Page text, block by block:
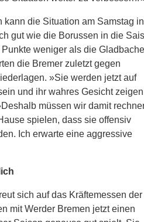
kann die Situation am Samstag in
gut wie die Borussen in die
weniger als die
die Bremer zuletzt gegen
»Sie werden jetzt auf
und ihr wahres Gesicht zeigen
müssen wir damit
spielen, dass sie offensiv
Ich erwarte eine aggressive
sich auf das Kräftemessen der
mit Werder Bremen jetzt einen